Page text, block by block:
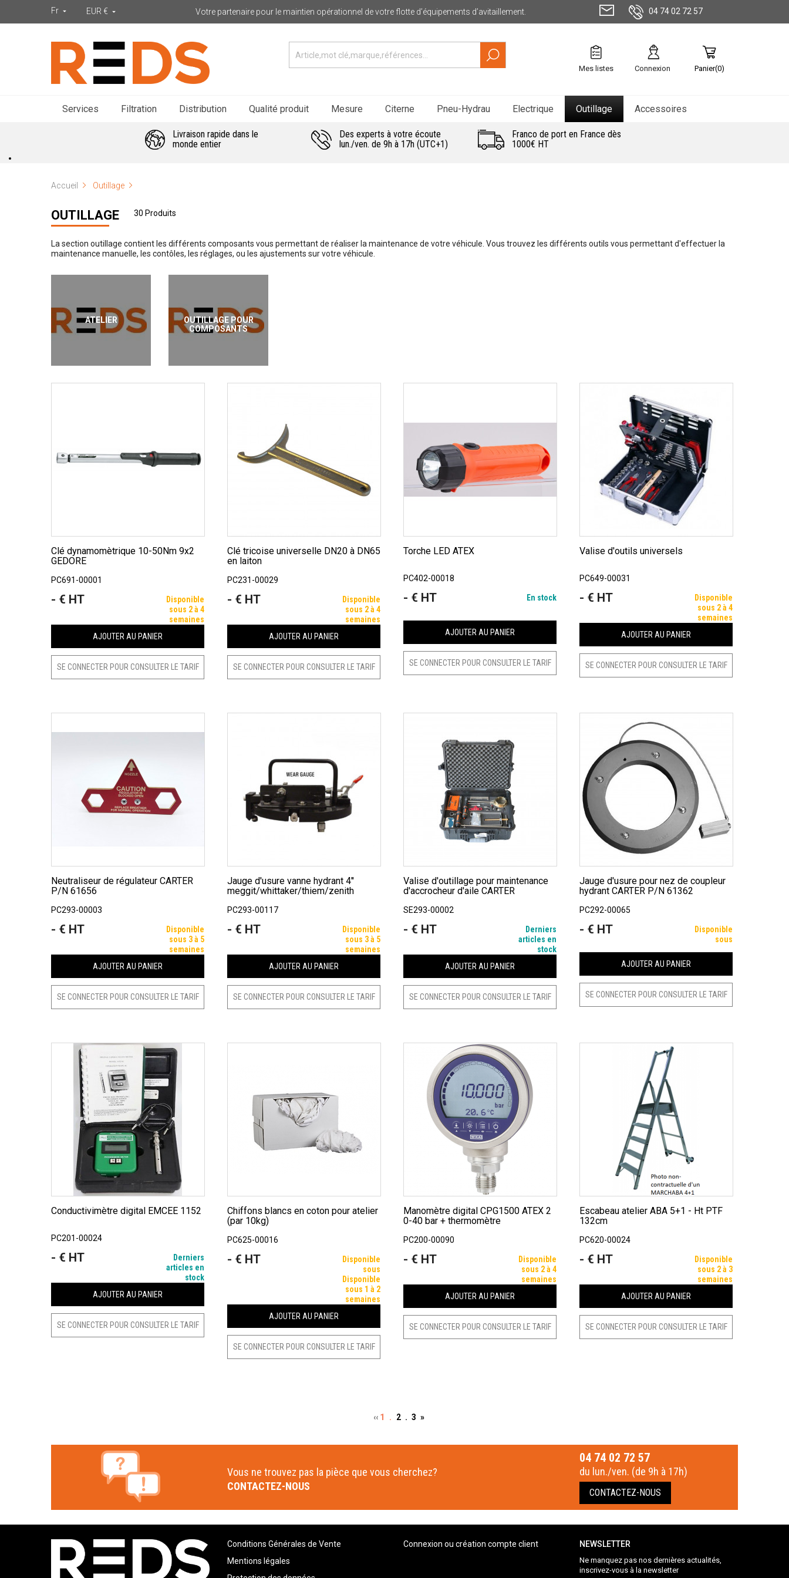
Fr  EUR €  Votre partenaire pour le maintien opérationnel de votre flotte d’équipements d’avitaillement. 04 74 02 72 57
Mes listes Connexion Panier(0)
Services Filtration Distribution Qualité produit Mesure Citerne Pneu-Hydrau Electrique Outillage Accessoires
Livraison rapide dans le
monde entier
Des experts à votre écoute
lun./ven. de 9h à 17h (UTC+1)
Franco de port en France dès
1000€ HT
Accueil Outillage
OUTILLAGE 30 Produits
La section outillage contient les différents composants vous permettant de réaliser la maintenance de votre véhicule. Vous trouvez les différents outils vous permettant d'effectuer la
maintenance manuelle, les contôles, les réglages, ou les ajustements sur votre véhicule.
ATELIER
OUTILLAGE POUR
COMPOSANTS
Clé dynamomètrique 10-50Nm 9x2
GEDORE
PC691-00001
Prix
- € HT
Disponible
sous 2 à 4
semaines
AJOUTER AU PANIER
SE CONNECTER POUR CONSULTER LE TARIF
Clé tricoise universelle DN20 à DN65
en laiton
PC231-00029
Prix
- € HT
Disponible
sous 2 à 4
semaines
AJOUTER AU PANIER
SE CONNECTER POUR CONSULTER LE TARIF
Torche LED ATEX
PC402-00018
Prix
- € HT En stock
AJOUTER AU PANIER
SE CONNECTER POUR CONSULTER LE TARIF
Valise d'outils universels
PC649-00031
Prix
- € HT
Disponible
sous 2 à 4
semaines
AJOUTER AU PANIER
SE CONNECTER POUR CONSULTER LE TARIF
Neutraliseur de régulateur CARTER
P/N 61656
PC293-00003
Prix
- € HT
Disponible
sous 3 à 5
semaines
AJOUTER AU PANIER
SE CONNECTER POUR CONSULTER LE TARIF
Jauge d'usure vanne hydrant 4''
meggit/whittaker/thiem/zenith
PC293-00117
Prix
- € HT
Disponible
sous 3 à 5
semaines
AJOUTER AU PANIER
SE CONNECTER POUR CONSULTER LE TARIF
Valise d'outillage pour maintenance
d'accrocheur d'aile CARTER
SE293-00002
Prix
- € HT
Derniers
articles en
stock
AJOUTER AU PANIER
SE CONNECTER POUR CONSULTER LE TARIF
Jauge d'usure pour nez de coupleur
hydrant CARTER P/N 61362
PC292-00065
Prix
- € HT
Disponible
sous
AJOUTER AU PANIER
SE CONNECTER POUR CONSULTER LE TARIF
Conductivimètre digital EMCEE 1152
PC201-00024
Prix
- € HT
Derniers
articles en
stock
AJOUTER AU PANIER
SE CONNECTER POUR CONSULTER LE TARIF
Chiffons blancs en coton pour atelier
(par 10kg)
PC625-00016
Prix
- € HT
Disponible
sous
Disponible
sous 1 à 2
semaines
AJOUTER AU PANIER
SE CONNECTER POUR CONSULTER LE TARIF
Manomètre digital CPG1500 ATEX 2
0-40 bar + thermomètre
PC200-00090
Prix
- € HT
Disponible
sous 2 à 4
semaines
AJOUTER AU PANIER
SE CONNECTER POUR CONSULTER LE TARIF
Escabeau atelier ABA 5+1 - Ht PTF
132cm
PC620-00024
Prix
- € HT
Disponible
sous 2 à 3
semaines
AJOUTER AU PANIER
SE CONNECTER POUR CONSULTER LE TARIF
‹‹ 1 . 2 . 3 »
Vous ne trouvez pas la pièce que vous cherchez?
CONTACTEZ-NOUS
04 74 02 72 57
du lun./ven. (de 9h à 17h)
CONTACTEZ-NOUS
Conditions Générales de Vente
Mentions légales
Connexion ou création compte client NEWSLETTER
Ne manquez pas nos dernières actualités,
inscrivez-vous à la newsletter